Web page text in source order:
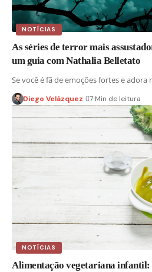
NOTÍCIAS
As séries de terror mais
um guia com Nathalia Belletato
Se você é fã de emoções fortes e
Diego Velázquez 7 Min de leitura
NOTÍCIAS
Alimentação vegetariana